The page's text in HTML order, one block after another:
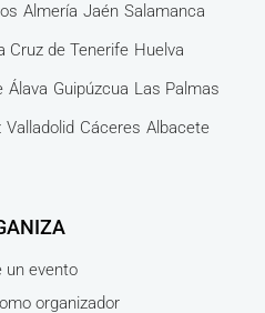
Almería Jaén Salamanca
Cruz de Tenerife Huelva
Álava Guipúzcua Las Palmas
Valladolid Cáceres Albacete
un evento
organizador